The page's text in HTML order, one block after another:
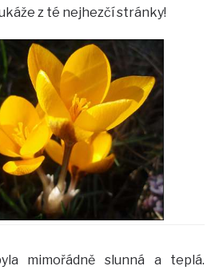
z té nejhezčí stránky!
mimořádně slunná a teplá.